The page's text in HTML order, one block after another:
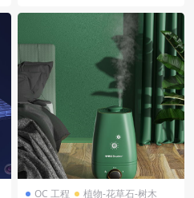
OC 工程 植物-花草石-树木